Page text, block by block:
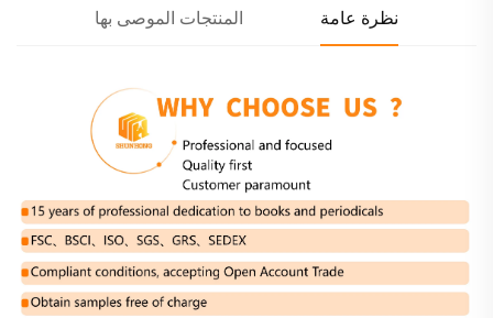
نظرة عامة المنتجات الموصى بها